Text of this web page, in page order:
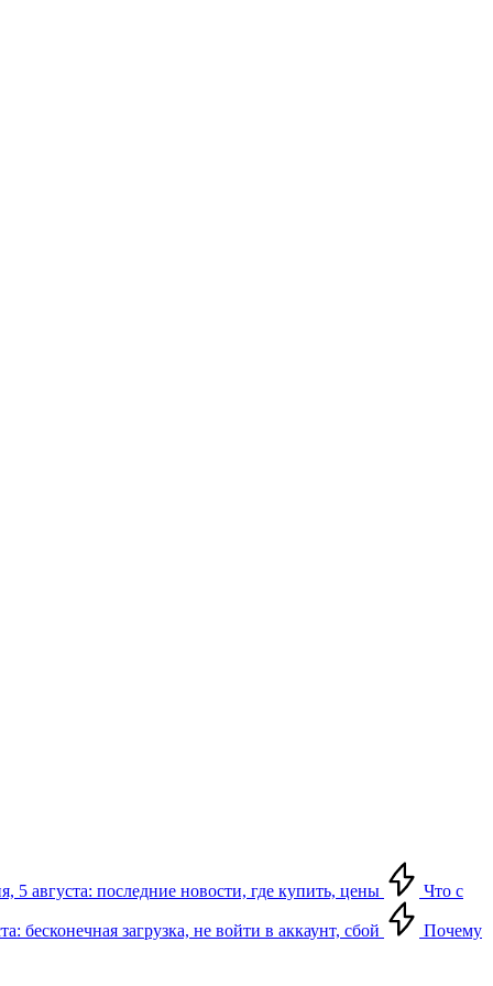
5 августа: последние новости, где купить, цены Что с
бесконечная загрузка, не войти в аккаунт, сбой Почему